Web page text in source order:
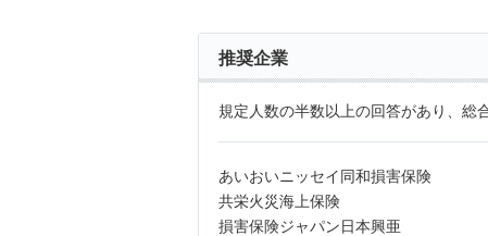
推奨企業
規定人数の半数以上の回答があり、総
あいおいニッセイ同和損害保険
共栄火災海上保険
損害保険ジャパン日本興亜